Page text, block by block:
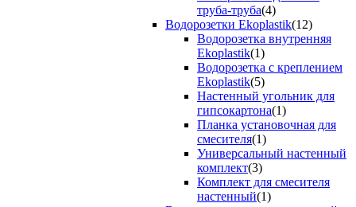
труба-труба(4)
Водорозетки Ekoplastik(12)
Водорозетка внутренняя
Ekoplastik(1)
Водорозетка с креплением
Ekoplastik(5)
Настенный угольник для
гипсокартона(1)
Планка установочная для
смесителя(1)
Универсальный настенный
комплект(3)
Комплект для смесителя
настенный(1)